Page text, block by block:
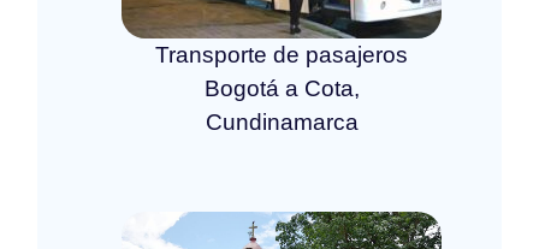
Transporte de pasajeros
Bogotá a Cota,
Cundinamarca